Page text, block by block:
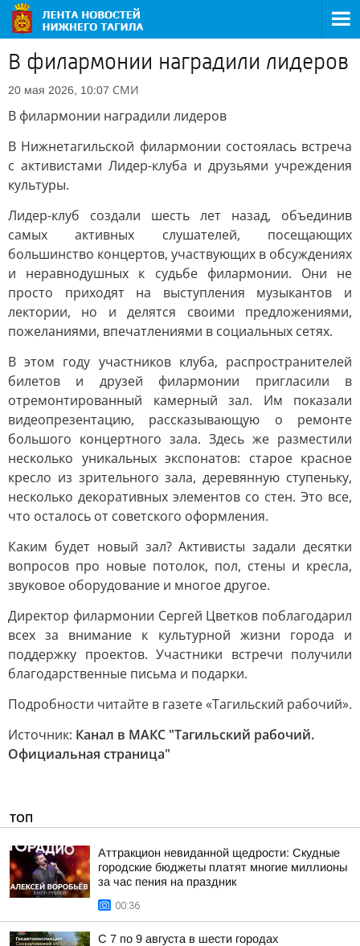
В филармонии наградили лидеров
20 мая 2026, 10:07 СМИ
В филармонии наградили лидеров
В Нижнетагильской филармонии состоялась встреча
с активистами Лидер-клуба и друзьями учреждения
культуры.
Лидер-клуб создали шесть лет назад, объединив
самых активных слушателей, посещающих
большинство концертов, участвующих в обсуждениях
и неравнодушных к судьбе филармонии. Они не
просто приходят на выступления музыкантов и
лектории, но и делятся своими предложениями,
пожеланиями, впечатлениями в социальных сетях.
В этом году участников клуба, распространителей
билетов и друзей филармонии пригласили в
отремонтированный камерный зал. Им показали
видеопрезентацию, рассказывающую о ремонте
большого концертного зала. Здесь же разместили
несколько уникальных экспонатов: старое красное
кресло из зрительного зала, деревянную ступеньку,
несколько декоративных элементов со стен. Это все,
что осталось от советского оформления.
Каким будет новый зал? Активисты задали десятки
вопросов про новые потолок, пол, стены и кресла,
звуковое оборудование и многое другое.
Директор филармонии Сергей Цветков поблагодарил
всех за внимание к культурной жизни города и
поддержку проектов. Участники встречи получили
благодарственные письма и подарки.
Подробности читайте в газете «Тагильский рабочий».
Источник: Канал в МАКС "Тагильский рабочий.
Официальная страница"
ТОП
Аттракцион невиданной щедрости: Скудные
городские бюджеты платят многие миллионы
за час пения на праздник
00:36
С 7 по 9 августа в шести городах